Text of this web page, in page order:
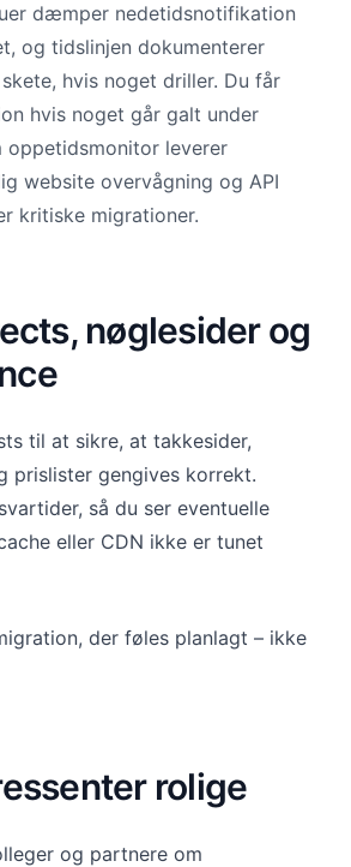
dæmper nedetidsnotifikation
og tidslinjen dokumenterer
hvis noget driller. Du får
hvis noget går galt under
oppetidsmonitor leverer
website overvågning og API
kritiske migrationer.
nøglesider og
til at sikre, at takkesider,
prislister gengives korrekt.
så du ser eventuelle
eller CDN ikke er tunet
der føles planlagt – ikke
rolige
og partnere om